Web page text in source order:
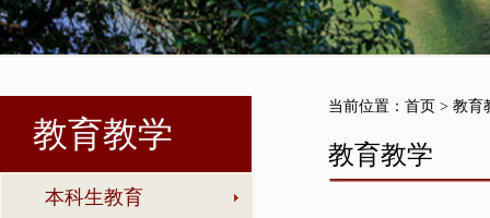
教育教学
本科生教育
当前位置： 首页 > 教育
教育教学